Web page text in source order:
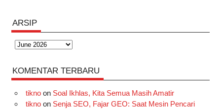
ARSIP
Arsip
KOMENTAR TERBARU
tiknoon Soal Ikhlas, Kita Semua Masih Amatir
tiknoon Senja SEO, Fajar GEO: Saat Mesin Pencari